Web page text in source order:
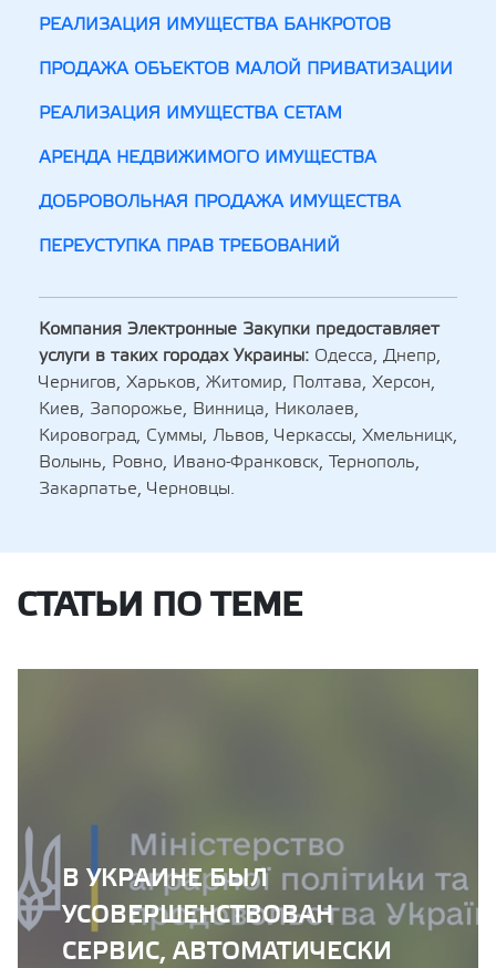
РЕАЛИЗАЦИЯ ИМУЩЕСТВА БАНКРОТОВ
ПРОДАЖА ОБЪЕКТОВ МАЛОЙ ПРИВАТИЗАЦИИ
РЕАЛИЗАЦИЯ ИМУЩЕСТВА СЕТАМ
АРЕНДА НЕДВИЖИМОГО ИМУЩЕСТВА
ДОБРОВОЛЬНАЯ ПРОДАЖА ИМУЩЕСТВА
ПЕРЕУСТУПКА ПРАВ ТРЕБОВАНИЙ
Компания Электронные Закупки предоставляет
услуги в таких городах Украины: Одесса, Днепр,
Чернигов, Харьков, Житомир, Полтава, Херсон,
Киев, Запорожье, Винница, Николаев,
Кировоград, Суммы, Львов, Черкассы, Хмельницк,
Волынь, Ровно, Ивано-Франковск, Тернополь,
Закарпатье, Черновцы.
СТАТЬИ ПО ТЕМЕ
В УКРАИНЕ БЫЛ
УСОВЕРШЕНСТВОВАН
СЕРВИС, АВТОМАТИЧЕСКИ